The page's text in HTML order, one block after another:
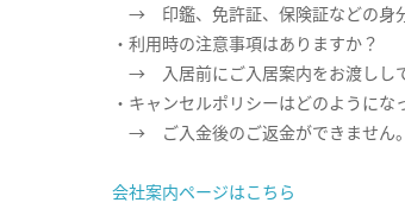
→ 印鑑、免許証、保険証などの身分
・利用時の注意事項はありますか？
→ 入居前にご入居案内をお渡しして
・キャンセルポリシーはどのようにな
→ ご入金後のご返金ができません。
会社案内ページはこちら